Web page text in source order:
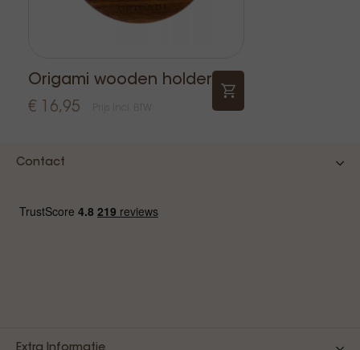
Origami wooden holder
€ 16,95
Contact